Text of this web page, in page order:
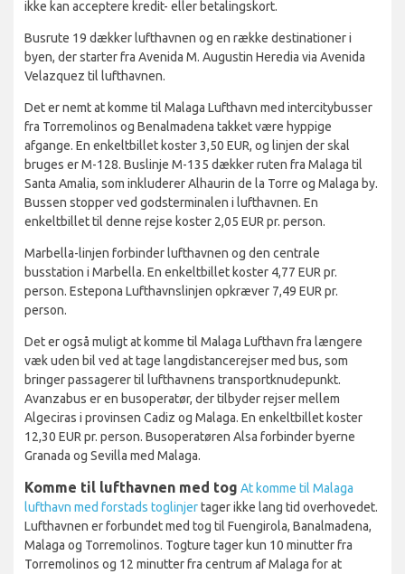
ikke kan acceptere kredit- eller betalingskort.
Busrute 19 dækker lufthavnen og en række destinationer i
byen, der starter fra Avenida M. Augustin Heredia via Avenida
Velazquez til lufthavnen.
Det er nemt at komme til Malaga Lufthavn med intercitybusser
fra Torremolinos og Benalmadena takket være hyppige
afgange. En enkeltbillet koster 3,50 EUR, og linjen der skal
bruges er M-128. Buslinje M-135 dækker ruten fra Malaga til
Santa Amalia, som inkluderer Alhaurin de la Torre og Malaga by.
Bussen stopper ved godsterminalen i lufthavnen. En
enkeltbillet til denne rejse koster 2,05 EUR pr. person.
Marbella-linjen forbinder lufthavnen og den centrale
busstation i Marbella. En enkeltbillet koster 4,77 EUR pr.
person. Estepona Lufthavnslinjen opkræver 7,49 EUR pr.
person.
Det er også muligt at komme til Malaga Lufthavn fra længere
væk uden bil ved at tage langdistancerejser med bus, som
bringer passagerer til lufthavnens transportknudepunkt.
Avanzabus er en busoperatør, der tilbyder rejser mellem
Algeciras i provinsen Cadiz og Malaga. En enkeltbillet koster
12,30 EUR pr. person. Busoperatøren Alsa forbinder byerne
Granada og Sevilla med Malaga.
Komme til lufthavnen med tog At komme til Malaga
lufthavn med forstads toglinjertager ikke lang tid overhovedet.
Lufthavnen er forbundet med tog til Fuengirola, Banalmadena,
Malaga og Torremolinos. Togture tager kun 10 minutter fra
Torremolinos og 12 minutter fra centrum af Malaga for at